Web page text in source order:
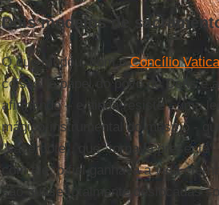
Dois modelos de
O que mudou, com oConcílio
coisas: o papel do povo de Deus e
afirmando – e ainda resiste - uma
mágico-instrumental do mesmo -
"sacerdote", que "tornava
com ele, o fiel ganhava a vida
são quase totalmente deslocadas